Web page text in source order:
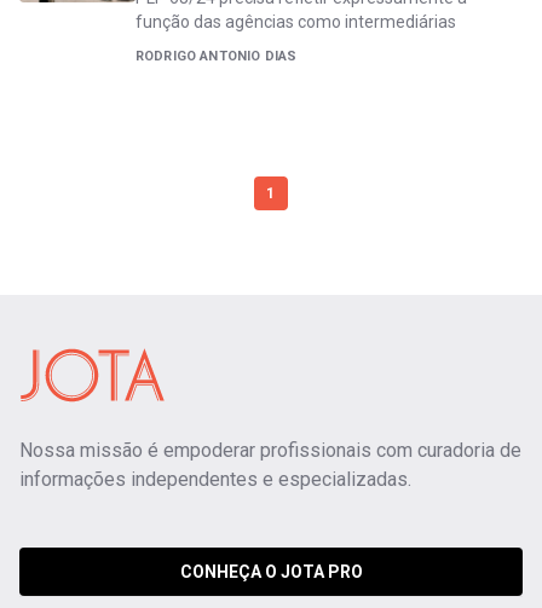
função das agências como intermediárias
RODRIGO ANTONIO DIAS
1
Nossa missão é empoderar profissionais com curadoria de
informações independentes e especializadas.
CONHEÇA O JOTA PRO